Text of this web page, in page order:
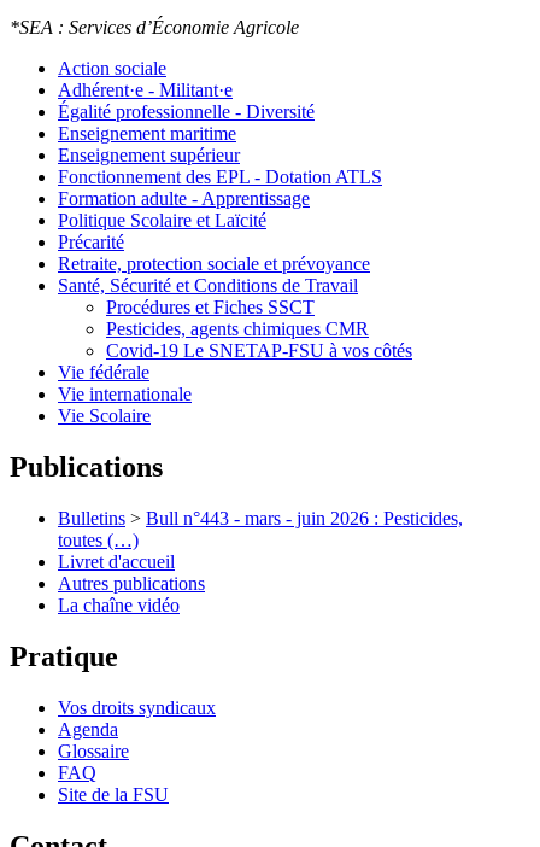
*SEA : Services d’Économie Agricole
Action sociale
Adhérent·e - Militant·e
Égalité professionnelle - Diversité
Enseignement maritime
Enseignement supérieur
Fonctionnement des EPL - Dotation ATLS
Formation adulte - Apprentissage
Politique Scolaire et Laïcité
Précarité
Retraite, protection sociale et prévoyance
Santé, Sécurité et Conditions de Travail
Procédures et Fiches SSCT
Pesticides, agents chimiques CMR
Covid-19 Le SNETAP-FSU à vos côtés
Vie fédérale
Vie internationale
Vie Scolaire
Publications
Bulletins > Bull n°443 - mars - juin 2026 : Pesticides,
toutes (…)
Livret d'accueil
Autres publications
La chaîne vidéo
Pratique
Vos droits syndicaux
Agenda
Glossaire
FAQ
Site de la FSU